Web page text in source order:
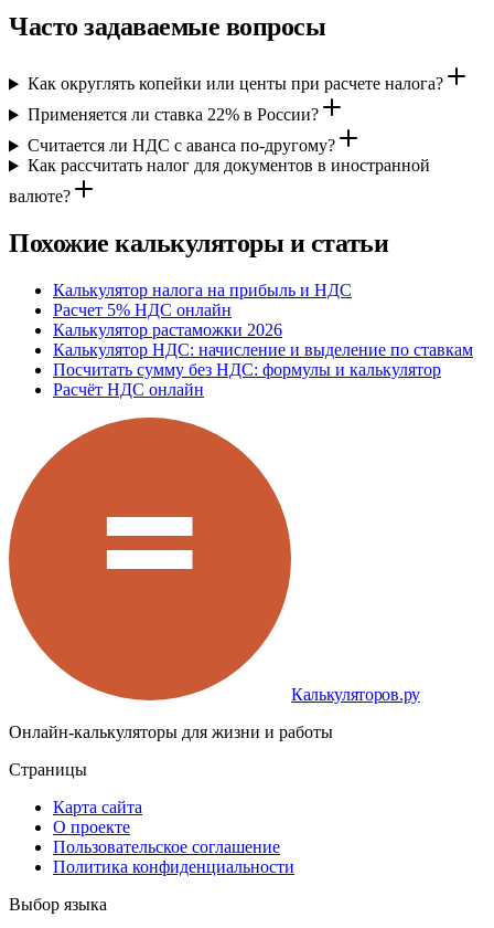
Часто задаваемые вопросы
Как округлять копейки или центы при расчете налога?
Применяется ли ставка 22% в России?
Считается ли НДС с аванса по-другому?
Как рассчитать налог для документов в иностранной
валюте?
Похожие калькуляторы и статьи
Калькулятор налога на прибыль и НДС
Расчет 5% НДС онлайн
Калькулятор растаможки 2026
Калькулятор НДС: начисление и выделение по ставкам
Посчитать сумму без НДС: формулы и калькулятор
Расчёт НДС онлайн
Калькуляторов.ру
Онлайн-калькуляторы для жизни и работы
Страницы
Карта сайта
О проекте
Пользовательское соглашение
Политика конфиденциальности
Выбор языка